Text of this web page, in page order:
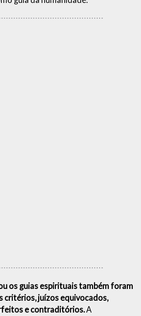
os guias espirituais também foram
critérios, juízos equivocados,
e contraditórios.A